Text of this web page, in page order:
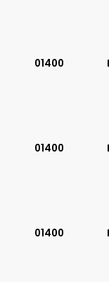
01400
01400
01400